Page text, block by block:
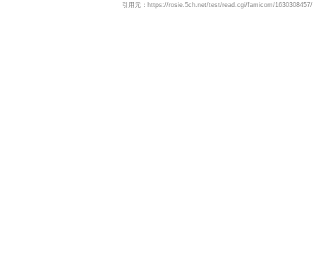
引用元：https://rosie.5ch.net/test/read.cgi/famicom/1630308457/